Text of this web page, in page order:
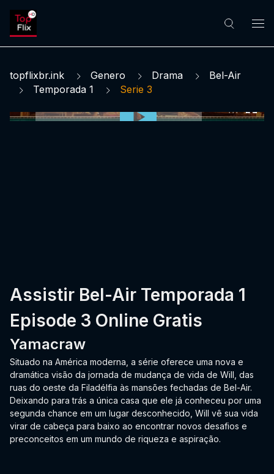
topflixbr.ink Genero Drama
Bel-Air
Temporada 1
Serie 3
Assistir Bel-Air Temporada 1
Episode 3 Online Gratis
Yamacraw
Situado na América moderna, a série oferece uma nova e
dramática visão da jornada de mudança de vida de Will, das
ruas do oeste da Filadélfia às mansões fechadas de Bel-Air.
Deixando para trás a única casa que ele já conheceu por uma
segunda chance em um lugar desconhecido, Will vê sua vida
virar de cabeça para baixo ao encontrar novos desafios e
preconceitos em um mundo de riqueza e aspiração.